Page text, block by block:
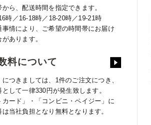
ら、配送時間を指定できます。
時／16-18時／18-20時／19-21時
情により、ご希望の時間帯にお届け
あります。
料について
につきましては、1件のご注文につき、
して一律330円が発生致します。
カード」・「コンビニ・ペイジー」に
当社負担となり無料となります。